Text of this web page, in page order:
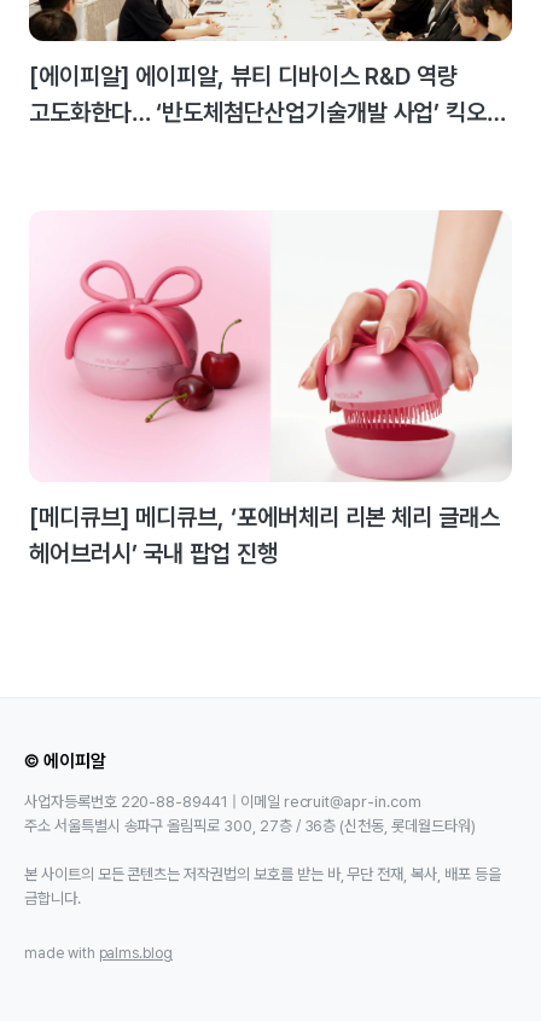
[에이피알] 에이피알, 뷰티 디바이스 R&D 역량
고도화한다… ‘반도체첨단산업기술개발 사업’ 킥오프
[메디큐브] 메디큐브, ‘포에버체리 리본 체리 글래스
헤어브러시’ 국내 팝업 진행
© 에이피알
사업자등록번호 220-88-89441 | 이메일 recruit@apr-in.com
주소 서울특별시 송파구 올림픽로 300, 27층 / 36층 (신천동, 롯데월드타워)
본 사이트의 모든 콘텐츠는 저작권법의 보호를 받는 바, 무단 전재, 복사, 배포 등을
금합니다.
made with palms.blog